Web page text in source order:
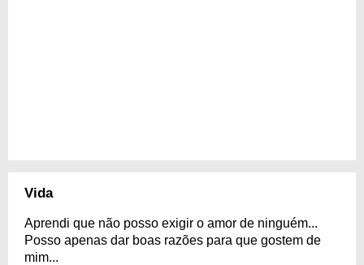
Vida
Aprendi que não posso exigir o amor de ninguém...
Posso apenas dar boas razões para que gostem de
mim...